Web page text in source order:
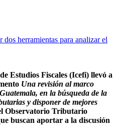
herramientas para analizar el
Estudios Fiscales (Icefi) llevó a
Una revisión al marco
en la búsqueda de la
y disponer de mejores
Observatorio Tributario
buscan aportar a la discusión